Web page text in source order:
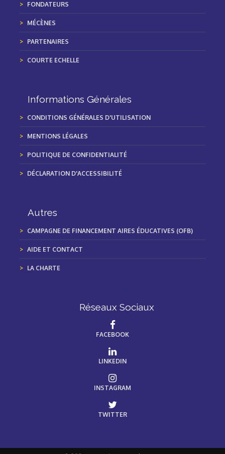
FONDATEURS
MÉCÈNES
PARTENAIRES
COURTE ECHELLE
Informations Générales
CONDITIONS GÉNÉRALES D'UTILISATION
MENTIONS LÉGALES
POLITIQUE DE CONFIDENTIALITÉ
DÉCLARATION D'ACCESSIBILITÉ
Autres
CAMPAGNE DE FINANCEMENT AIRES ÉDUCATIVES (OFB)
AIDE ET CONTACT
LA CHARTE
Réseaux Sociaux
FACEBOOK
LINKEDIN
INSTAGRAM
TWITTER